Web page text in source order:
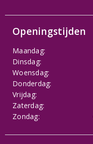
Openingstijden
Maandag:
Dinsdag:
Woensdag:
Donderdag:
Vrijdag:
Zaterdag:
Zondag: